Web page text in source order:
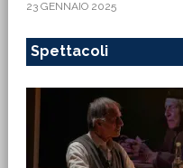
23 GENNAIO 2025
Spettacoli